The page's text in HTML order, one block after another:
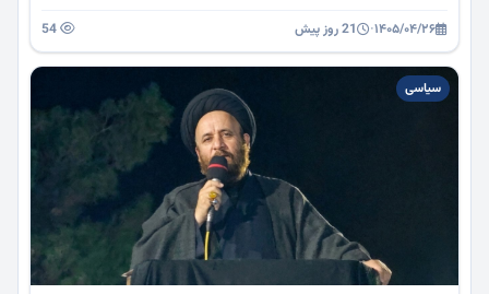
۱۴۰۵/۰۴/۲۶· 21 روز پیش
سیاسی